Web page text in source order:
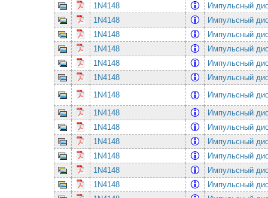
1N4148
Импульсный
1N4148
Импульсный
1N4148
Импульсный
1N4148
Импульсный
1N4148
Импульсный
1N4148
Импульсный
1N4148
Импульсный
1N4148
Импульсный
1N4148
Импульсный
1N4148
Импульсный
1N4148
Импульсный
1N4148
Импульсный
1N4148
Импульсный